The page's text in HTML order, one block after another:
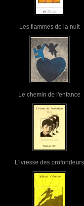
Les flammes de la nuit
Le chemin de l'enfance
L'ivresse des profondeurs